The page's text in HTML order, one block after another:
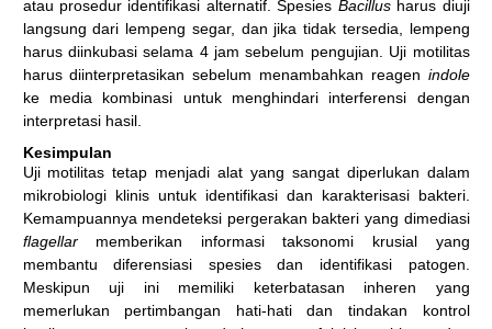
atau prosedur identifikasi alternatif. Spesies Bacillusharus diuji
langsung dari lempeng segar, dan jika tidak tersedia, lempeng
harus diinkubasi selama 4 jam sebelum pengujian. Uji motilitas
harus diinterpretasikan sebelum menambahkan reagen indole
ke media kombinasi untuk menghindari interferensi dengan
interpretasi hasil.
Kesimpulan
Uji motilitas tetap menjadi alat yang sangat diperlukan dalam
mikrobiologi klinis untuk identifikasi dan karakterisasi bakteri.
Kemampuannya mendeteksi pergerakan bakteri yang dimediasi
flagellarmemberikan informasi taksonomi krusial yang
membantu diferensiasi spesies dan identifikasi patogen.
Meskipun uji ini memiliki keterbatasan inheren yang
memerlukan pertimbangan hati-hati dan tindakan kontrol